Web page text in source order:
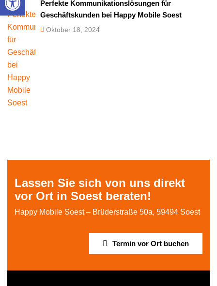
Perfekte Kommunikationslösungen für
Geschäftskunden bei Happy Mobile Soest
Oktober 18, 2024
Lassen Sie sich von uns direkt
vor Ort in Soest beraten!
Happy Mobile Soest – Brüderstraße 50a, 59494 Soest
Termin vor Ort buchen